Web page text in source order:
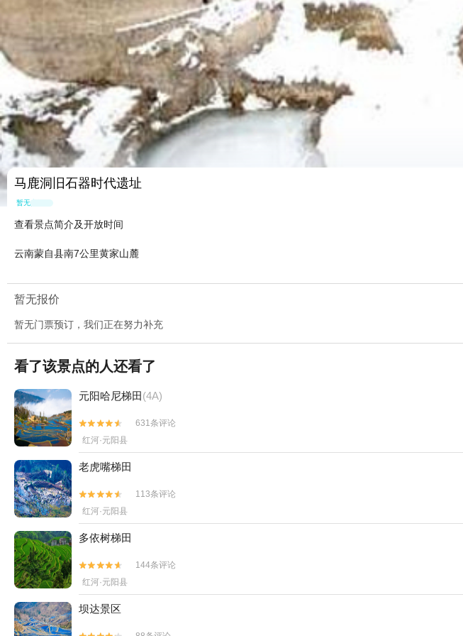
马鹿洞旧石器时代遗址
暂无点评
查看景点简介及开放时间
云南蒙自县南7公里黄家山麓
暂无报价
暂无门票预订，我们正在努力补充
看了该景点的人还看了
元阳哈尼梯田(4A)


631条评论
红河·元阳县
老虎嘴梯田


113条评论
红河·元阳县
多依树梯田


144条评论
红河·元阳县
坝达景区